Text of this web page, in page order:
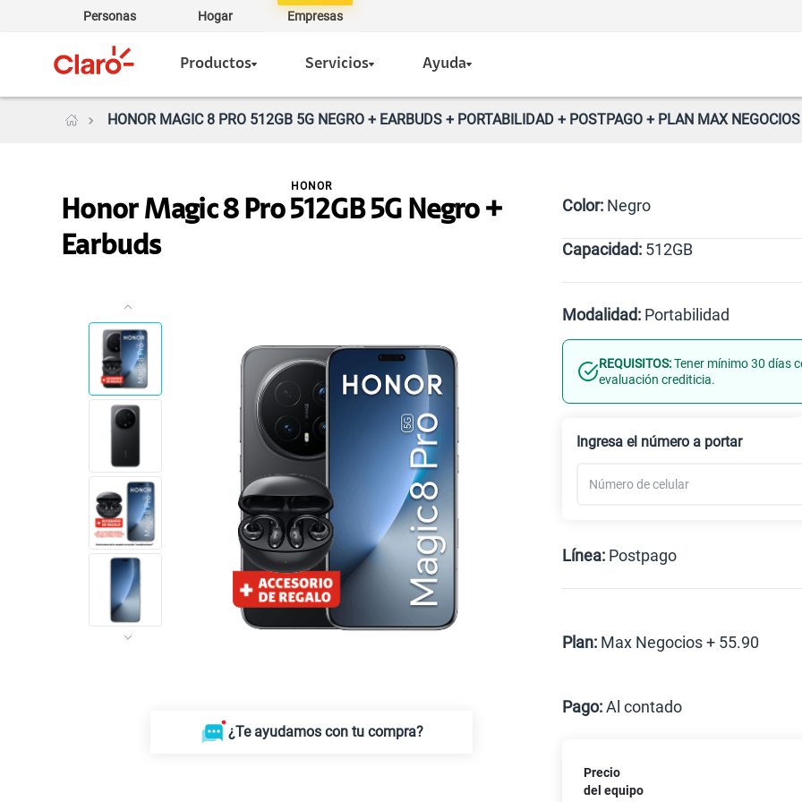
Personas Hogar Empresas
Productos Servicios Ayuda
HONOR MAGIC 8 PRO 512GB 5G NEGRO + EARBUDS + PORTABILIDAD + POSTPAGO + PLAN MAX
Honor Magic 8 Pro 512GB 5G Negro +
Earbuds
HONOR
¿Te ayudamos con tu compra?
Color: Negro
Negro
Capacidad: 512GB
Modalidad: Portabilidad
Línea Nueva
REQUISITOS:Tener mínimo 30 días
evaluación crediticia.
Ingresa el número a portar
Línea: Postpago
Plan: Max Negocios + 55.90
Paga solo
Pago:Al contado
Precio
del equipo